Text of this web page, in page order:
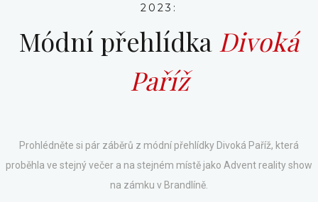
2023:
Módní přehlídka Divoká
Paříž
Prohlédněte si pár záběrů z módní přehlídky Divoká Paříž, která
proběhla ve stejný večer a na stejném místě jako Advent reality show
na zámku v Brandlíně.